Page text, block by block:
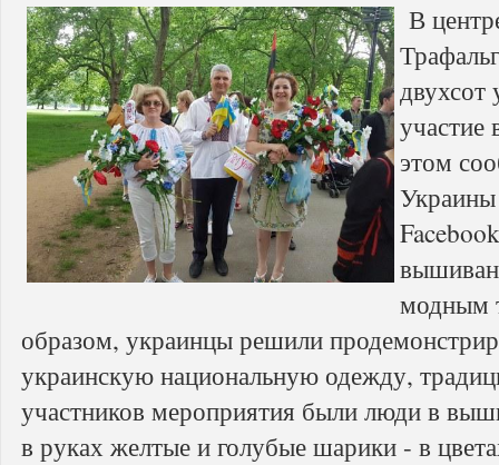
В
двухсот
этом
модным
образом, украинцы решили
украинскую национальную одежду,
участников мероприятия были люди в
в руках желтые и голубые шарики - в